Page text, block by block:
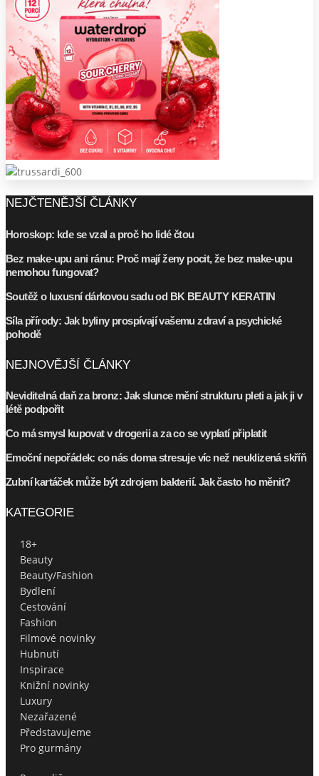
NEJČTENĚJŠÍ ČLÁNKY
Horoskop: kde se vzal a proč ho lidé čtou
Bez make-upu ani ránu: Proč mají ženy pocit, že bez make-upu
nemohou fungovat?
Soutěž o luxusní dárkovou sadu od BK BEAUTY KERATIN
Síla přírody: Jak byliny prospívají vašemu zdraví a psychické
pohodě
NEJNOVĚJŠÍ ČLÁNKY
Neviditelná daň za bronz: Jak slunce mění strukturu pleti a jak ji v
létě podpořit
Co má smysl kupovat v drogerii a za co se vyplatí připlatit
Emoční nepořádek: co nás doma stresuje víc než neuklizená skříň
Zubní kartáček může být zdrojem bakterií. Jak často ho měnit?
KATEGORIE
18+
Beauty
Beauty/Fashion
Bydlení
Cestování
Fashion
Filmové novinky
Hubnutí
Inspirace
Knižní novinky
Luxury
Nezařazené
Představujeme
Pro gurmány